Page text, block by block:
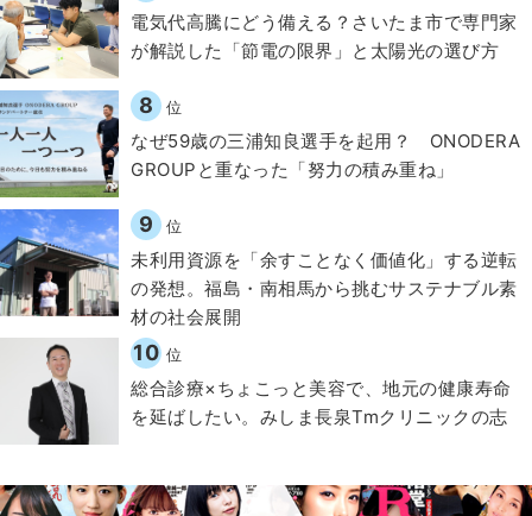
電気代高騰にどう備える？さいたま市で専門家
が解説した「節電の限界」と太陽光の選び方
8 位
なぜ59歳の三浦知良選手を起用？ ONODERA
GROUPと重なった「努力の積み重ね」
9 位
​​未利用資源を「余すことなく価値化」する逆転
の発想。福島・南相馬から挑むサステナブル素
材の社会展開​
10 位
総合診療×ちょこっと美容で、地元の健康寿命
を延ばしたい。みしま長泉Tmクリニックの志